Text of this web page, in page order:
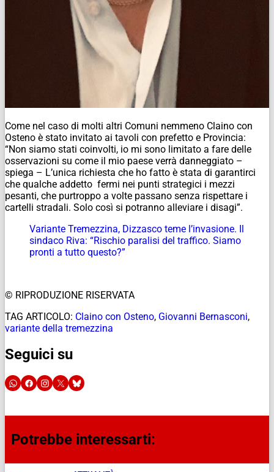
Come nel caso di molti altri Comuni nemmeno Claino con
Osteno è stato invitato ai tavoli con prefetto e Provincia:
“Non siamo stati coinvolti, io mi sono limitato a fare delle
osservazioni su come il mio paese verrà danneggiato –
spiega – L’unica richiesta che ho fatto è stata di garantirci
che qualche addetto fermi nei punti strategici i mezzi
pesanti, che purtroppo a volte passano senza rispettare i
cartelli stradali. Solo così si potranno alleviare i disagi”.
Variante Tremezzina, Dizzasco teme l’invasione. Il
sindaco Riva: “Rischio paralisi del traffico. Siamo
pronti a tutto questo?”
© RIPRODUZIONE RISERVATA
TAG ARTICOLO: Claino con Osteno, Giovanni Bernasconi,
variante della tremezzina
Seguici su
Potrebbe interessarti: